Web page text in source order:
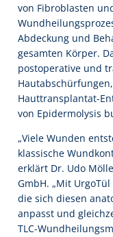
von Fibroblasten
Abdeckung und
gesamten Körper.
postoperative und
Hauttransplantat-
von Epidermolysis
„Viele Wunden
klassische
erklärt Dr. Udo
GmbH. „Mit
die sich diesen
anpasst und
TLC-